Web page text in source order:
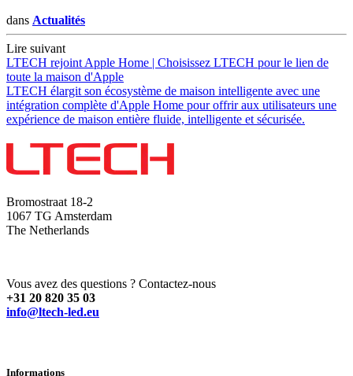
dans Actualités
Lire suivant
LTECH rejoint Apple Home | Choisissez LTECH pour le lien de
toute la maison d'Apple
LTECH élargit son écosystème de maison intelligente avec une
intégration complète d'Apple Home pour offrir aux utilisateurs une
expérience de maison entière fluide, intelligente et sécurisée.
Bromostraat 18-2
1067 TG Amsterdam
The Netherlands
Vous avez des questions ? Contactez-nous
+31 20 820 35 03
info@ltech-led.eu
Informations